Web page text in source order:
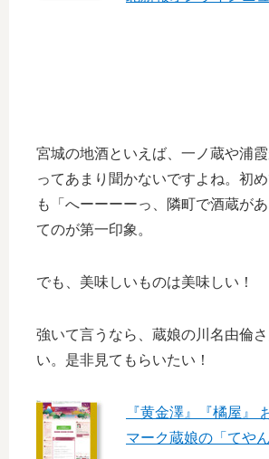
宮城の地酒といえば、一ノ蔵や浦
ってあまり聞かないですよね。初
も「へーーーーっ、隣町で酒蔵が
てのが第一印象。
でも、美味しいものは美味しい！
強いて言うなら、蔵娘の川名由倫
い。是非見てもらいたい！
『黄金澤』『橘屋』
マーク蔵娘の「てやん